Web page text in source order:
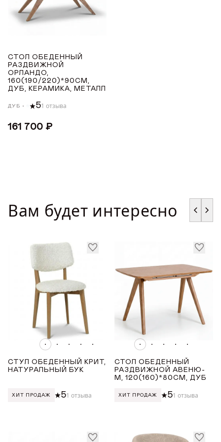
Награды
ТОНИРОВКА
Серый
ПОКРЫТИЕ СТОЛЕШНИЦЫ
ВЫСОТА ТОВАРА (СМ)
СТОЛ ОБЕДЕННЫЙ
РАЗДВИЖНОЙ
ОРЛАНДО,
160(190/220)*90СМ,
ДУБ, КЕРАМИКА, МЕТАЛЛ
ДУБ 51 отзыва
161 700 ₽
Вам будет интересно
СТУЛ ОБЕДЕННЫЙ КРИТ,
НАТУРАЛЬНЫЙ БУК
ХИТ ПРОДАЖ 51 отзыва
СТОЛ ОБЕДЕННЫЙ
РАЗДВИЖНОЙ АВЕНЮ-
М, 120(160)*80СМ, ДУБ
ХИТ ПРОДАЖ 51 отзыва
ДОБРО ПОЖАЛОВАТЬ